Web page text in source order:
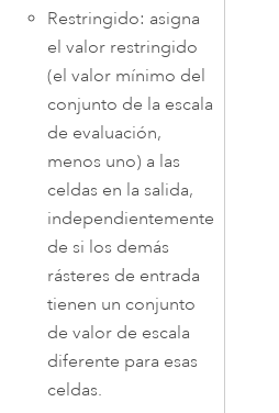
Restringido: asigna
el valor restringido
(el valor mínimo del
conjunto de la escala
de evaluación,
menos uno) a las
celdas en la salida,
independientemente
de si los demás
rásteres de entrada
tienen un conjunto
de valor de escala
diferente para esas
celdas.